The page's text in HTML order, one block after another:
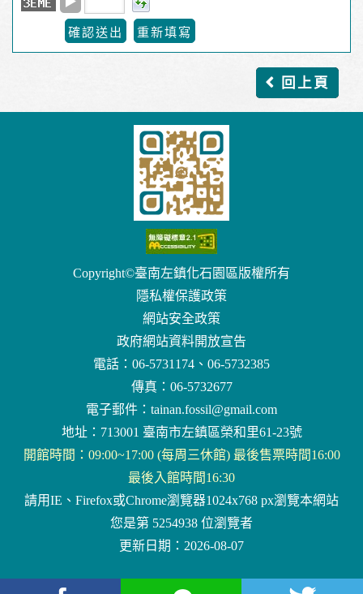
回上頁
Copyright©臺南左鎮化石園區版權所有
隱私權保護政策
網站安全政策
政府網站資料開放宣告
電話：06-5731174、06-5732385
傳真：06-5732677
電子郵件： tainan.fossil@gmail.com
地址：713001 臺南市左鎮區榮和里61-23號
開館時間：09:00~17:00 (每周三休館) 最後售票時間16:00
最後入館時間16:30
請用IE、Firefox或Chrome瀏覽器1024x768 px瀏覽本網站
您是第 5254938 位瀏覽者
更新日期：2026-08-07